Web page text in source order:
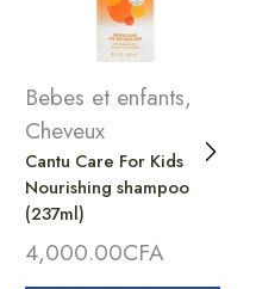
Bebes et enfants,
Cheveux
Cantu Care For Kids
Nourishing shampoo
(237ml)
4,000.00CFA